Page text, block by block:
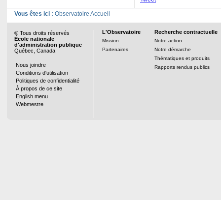
Vous êtes ici : Observatoire Accueil
© Tous droits réservés
École nationale
d'administration publique
Québec, Canada
Nous joindre
Conditions d'utilisation
Politiques de confidentialité
À propos de ce site
English menu
Webmestre
L'Observatoire
Mission
Partenaires
Recherche contractuelle
Notre action
Notre démarche
Thématiques et produits
Rapports rendus publics